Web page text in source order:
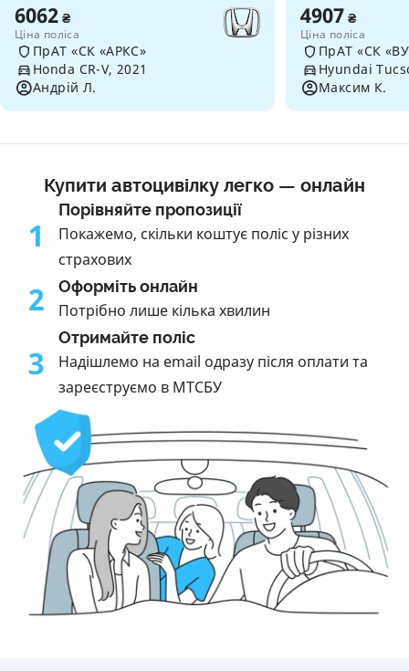
6062 ₴
Ціна поліса
ПрАТ «СК «АРКС»
Honda CR-V, 2021
Андрій Л.
4907 ₴
Ціна поліса
ПрАТ «СК
Hyundai
Максим К.
Купити автоцивілку легко — онлайн
1
Порівняйте пропозиції
Покажемо, скільки коштує поліс у різних
страхових
2 Оформіть онлайн
Потрібно лише кілька хвилин
3
Отримайте поліс
Надішлемо на email одразу після оплати та
зареєструємо в МТСБУ